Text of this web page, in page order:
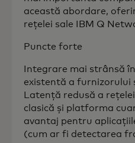
această abordare,
rețelei sale IBM Q
Puncte forte
Integrare mai strânsă
existentă a furnizorului
Latență redusă a
clasică și platforma
avantaj pentru
(cum ar fi detectarea